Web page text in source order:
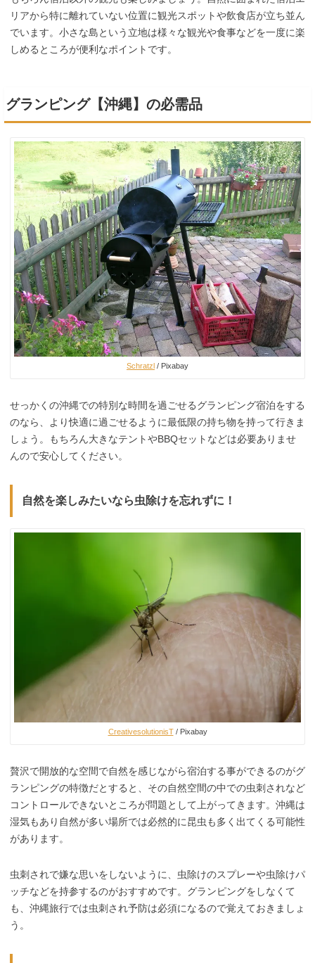
リアから特に離れていない位置に観光スポットや飲食店が立ち並ん
でいます。小さな島という立地は様々な観光や食事などを一度に楽
しめるところが便利なポイントです。
グランピング【沖縄】の必需品
Schratzl / Pixabay
せっかくの沖縄での特別な時間を過ごせるグランピング宿泊をする
のなら、より快適に過ごせるように最低限の持ち物を持って行きま
しょう。もちろん大きなテントやBBQセットなどは必要ありませ
んので安心してください。
自然を楽しみたいなら虫除けを忘れずに！
CreativesolutionisT/ Pixabay
贅沢で開放的な空間で自然を感じながら宿泊する事ができるのがグ
ランピングの特徴だとすると、その自然空間の中での虫刺されなど
コントロールできないところが問題として上がってきます。沖縄は
湿気もあり自然が多い場所では必然的に昆虫も多く出てくる可能性
があります。
虫刺されで嫌な思いをしないように、虫除けのスプレーや虫除けパ
ッチなどを持参するのがおすすめです。グランピングをしなくて
も、沖縄旅行では虫刺され予防は必須になるので覚えておきましょ
う。